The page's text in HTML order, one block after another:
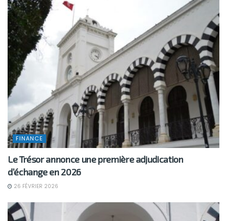
FINANCE
Le Trésor annonce une première adjudication
d’échange en 2026
26 FÉVRIER 2026